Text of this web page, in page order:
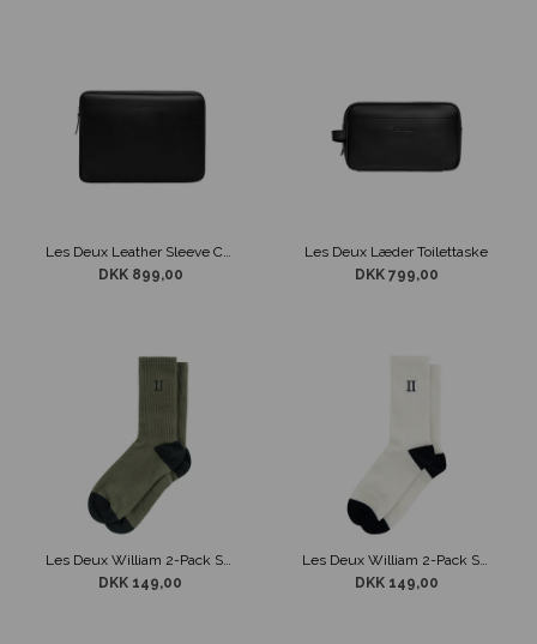
Les Deux Leather Sleeve Computertaske
DKK 899,00
Les Deux Læder Toilettaske
DKK 799,00
Les Deux William 2-Pack Sokker Army
DKK 149,00
Les Deux William 2-Pack Sokker Hvid
DKK 149,00